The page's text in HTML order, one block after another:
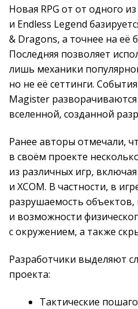
Новая RPG от от одного
и Endless Legend
& Dragons, а точнее на её
Последняя позволяет
лишь механики
но не её сеттинги.
Magister
вселенной, созданной
Ранее авторы отмечали,
в своём проекте
из различных игр,
и XCOM. В частности, в
разрушаемость
и возможности
с окружением, а также
Разработчики выделяют
проекта:
Тактические